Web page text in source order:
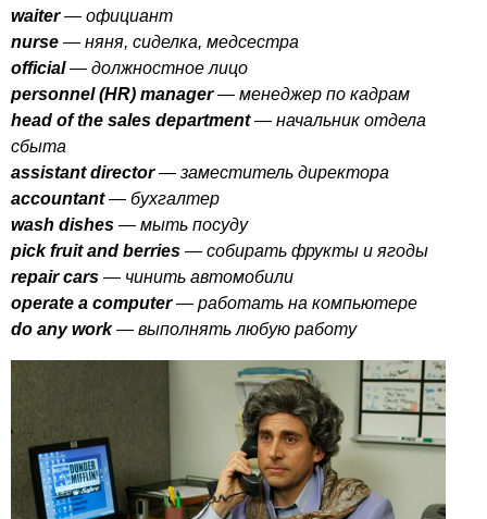
waiter— официант
nurse — няня, сиделка, медсестра
official— должностное лицо
personnel(HR) manager— менеджер по кадрам
head of the sales department— начальник отдела
сбыта
assistant director— заместитель директора
accountant— бухгалтер
wash dishes — мыть посуду
pick fruit and berries — собирать фрукты и ягоды
repair cars — чинить автомобили
operate a computer— работать на компьютере
do any work— выполнять любую работу